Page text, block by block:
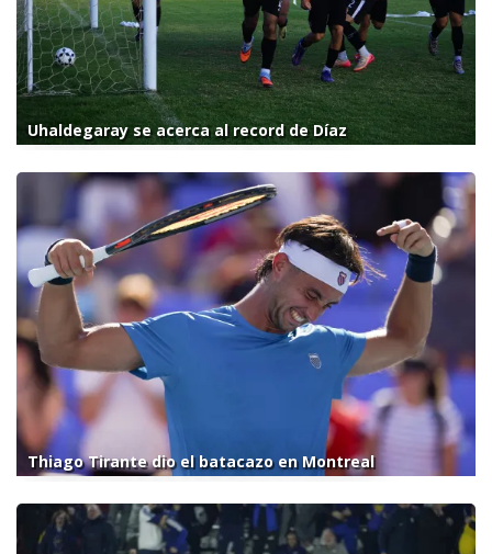
Uhaldegaray se acerca al record de Díaz
Thiago Tirante dio el batacazo en Montreal